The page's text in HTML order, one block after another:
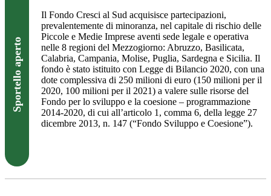
Sportello aperto
Il Fondo Cresci al Sud acquisisce partecipazioni,
prevalentemente di minoranza, nel capitale di rischio delle
Piccole e Medie Imprese aventi sede legale e operativa
nelle 8 regioni del Mezzogiorno: Abruzzo, Basilicata,
Calabria, Campania, Molise, Puglia, Sardegna e Sicilia. Il
fondo è stato istituito con Legge di Bilancio 2020, con una
dote complessiva di 250 milioni di euro (150 milioni per il
2020, 100 milioni per il 2021) a valere sulle risorse del
Fondo per lo sviluppo e la coesione – programmazione
2014-2020, di cui all’articolo 1, comma 6, della legge 27
dicembre 2013, n. 147 (“Fondo Sviluppo e Coesione”).